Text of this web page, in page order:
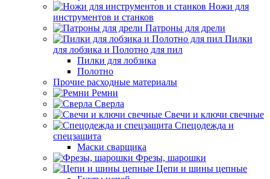
Ножи для
инструментов и станков
Патроны для дрели
Пилки
для лобзика и Полотно для пил
Пилки для лобзика
Полотно
Прочие расходные материалы
Ремни
Сверла
Свечи и ключи свечные
Спецодежда и
спецзащита
Маски сварщика
Фрезы, шарошки
Цепи и шины цепные